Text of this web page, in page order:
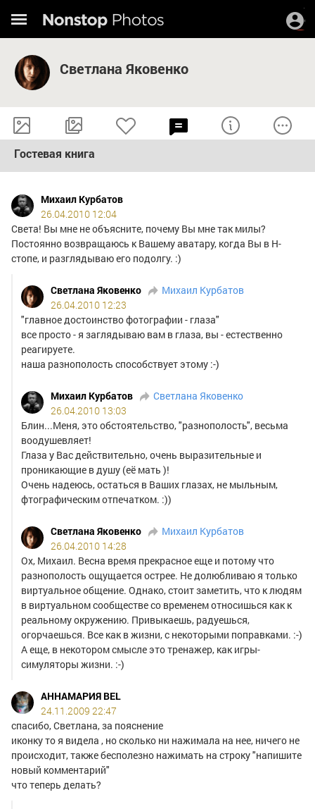
Светлана Яковенко
Гостевая книга
Михаил Курбатов
26.04.2010 12:04
Света! Вы мне не объясните, почему Вы мне так милы?
Постоянно возвращаюсь к Вашему аватару, когда Вы в Н-
стопе, и разглядываю его подолгу. :)
Светлана Яковенко
Михаил Курбатов
26.04.2010 12:23
"главное достоинство фотографии - глаза"
все просто - я заглядываю вам в глаза, вы - естественно
реагируете.
наша разнополость способствует этому :-)
Михаил Курбатов
Светлана Яковенко
26.04.2010 13:03
Блин...Меня, это обстоятельство, "разнополость", весьма
воодушевляет!
Глаза у Вас действительно, очень выразительные и
проникающие в душу (её мать )!
Очень надеюсь, остаться в Ваших глазах, не мыльным,
фтографическим отпечатком. :))
Светлана Яковенко
Михаил Курбатов
26.04.2010 14:28
Ох, Михаил. Весна время прекрасное еще и потому что
разнополость ощущается острее. Не долюбливаю я только
виртуальное общение. Однако, стоит заметить, что к людям
в виртуальном сообществе со временем относишься как к
реальному окружению. Привыкаешь, радуешься,
огорчаешься. Все как в жизни, с некоторыми поправками. :-)
А еще, в некотором смысле это тренажер, как игры-
симуляторы жизни. :-)
АННАМАРИЯ BEL
24.11.2009 22:47
спасибо, Светлана, за пояснение
иконку то я видела , но сколько ни нажимала на нее, ничего не
происходит, также бесполезно нажимать на строку "напишите
новый комментарий"
что теперь делать?